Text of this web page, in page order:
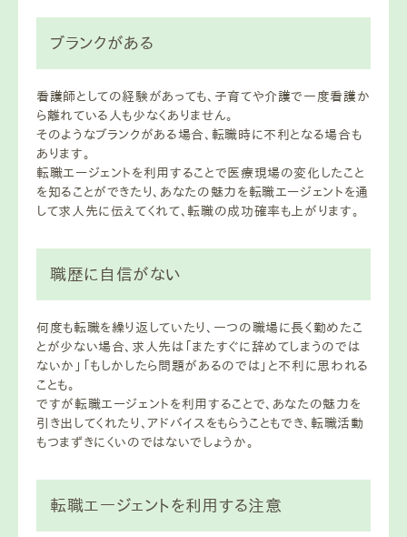
ブランクがある
看護師としての経験があっても、子育てや介護で一度看護か
ら離れている人も少なくありません。
そのようなブランクがある場合、転職時に不利となる場合も
あります。
転職エージェントを利用することで医療現場の変化したこと
を知ることができたり、あなたの魅力を転職エージェントを通
して求人先に伝えてくれて、転職の成功確率も上がります。
職歴に自信がない
何度も転職を繰り返していたり、一つの職場に長く勤めたこ
とが少ない場合、求人先は「またすぐに辞めてしまうのでは
ないか」「もしかしたら問題があるのでは」と不利に思われる
ことも。
ですが転職エージェントを利用することで、あなたの魅力を
引き出してくれたり、アドバイスをもらうこともでき、転職活動
もつまずきにくいのではないでしょうか。
転職エージェントを利用する注意